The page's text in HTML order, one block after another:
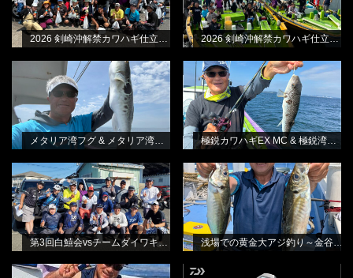
2026 剣崎沖解禁カワハギ仕立て・B船 2026 剣崎沖解禁カワハギ仕立て・A船
メタリア湾フグ & メタリア湾フグ-S
林良一
メタリア湾フグ & メタリア湾フグ-S
極鋭カワハギEX MC & 極鋭湾フグ
EX
林良一
BLOG
極鋭カワハギEX MC & 極鋭湾フグ EX
第3回白鱚会vsチームダイワキス釣り
懇親会
林良一
BLOG
第3回白鱚会vsチームダイワキス釣り懇親会
浅場での黄金大アジ釣り～金谷・光
進丸さんから
田渕雅生
BLOG
南房のスルメイカ釣り～乙浜・しま
BLOG MOVIE